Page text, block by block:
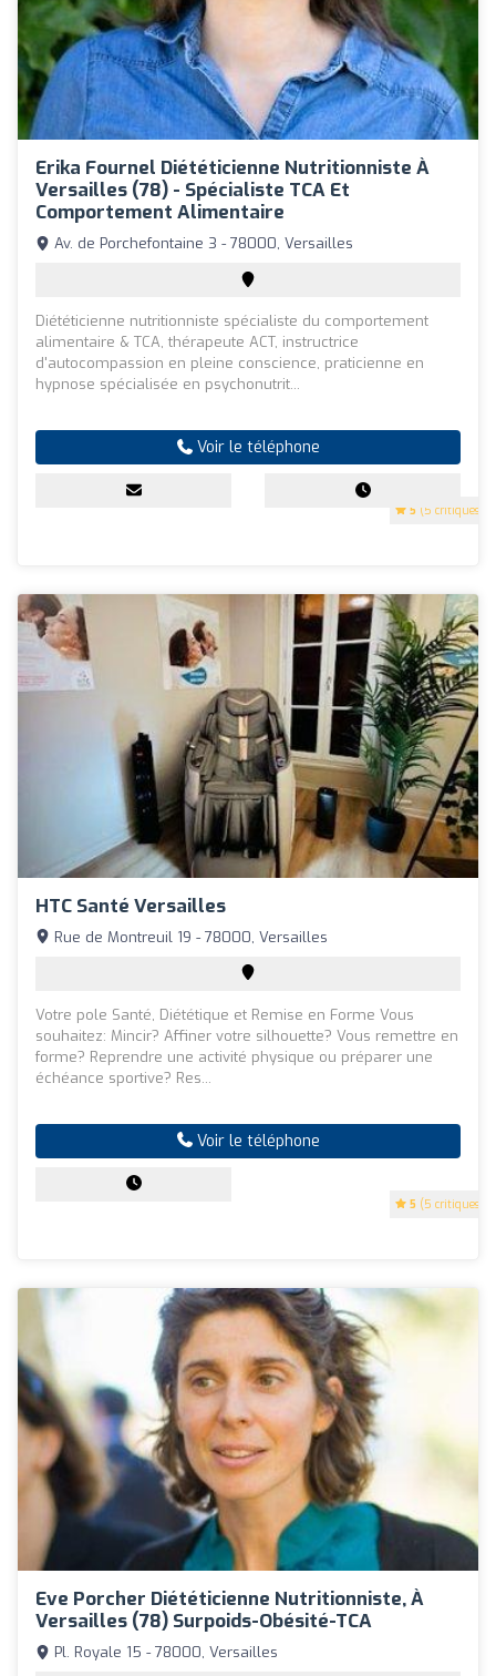
Erika Fournel Diététicienne Nutritionniste À
Versailles (78) - Spécialiste TCA Et
Comportement Alimentaire
5 (5 critiques)
Av. de Porchefontaine 3 - 78000, Versailles
Diététicienne nutritionniste spécialiste du comportement
alimentaire & TCA, thérapeute ACT, instructrice
d'autocompassion en pleine conscience, praticienne en
hypnose spécialisée en psychonutrit...
Voir le téléphone
HTC Santé Versailles
5 (5 critiques)
Rue de Montreuil 19 - 78000, Versailles
Votre pole Santé, Diététique et Remise en Forme Vous
souhaitez: Mincir? Affiner votre silhouette? Vous remettre en
forme? Reprendre une activité physique ou préparer une
échéance sportive? Res...
Voir le téléphone
Eve Porcher Diététicienne Nutritionniste, À
Versailles (78) Surpoids-Obésité-TCA
Pl. Royale 15 - 78000, Versailles